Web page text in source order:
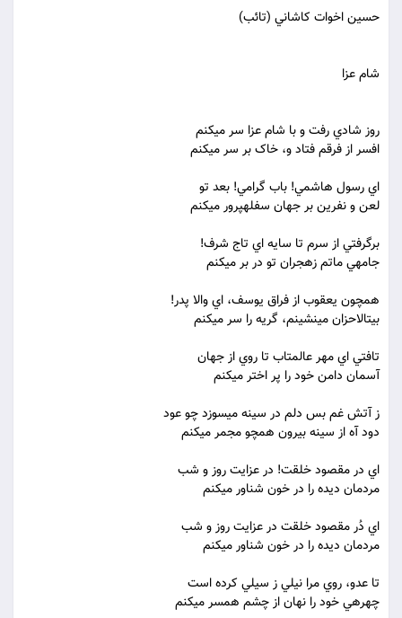
حسين اخوات کاشاني (تائب)
شام عزا
روز شادي رفت و با شام عزا سر مي‏کنم
افسر از فرقم فتاد و، خاک بر سر مي‏کنم
اي رسول هاشمي! باب گرامي! بعد تو
لعن و نفرين بر جهان سفله‏پرور مي‏کنم
برگرفتي از سرم تا سايه اي تاج شرف!
جامه‏ي ماتم زهجران تو در بر مي‏کنم
همچون يعقوب از فراق يوسف، اي والا پدر!
بيت‏الاحزان مي‏نشينم، گريه را سر مي‏کنم
تافتي اي مهر عالمتاب تا روي از جهان
آسمان دامن خود را پر اختر مي‏کنم
ز آتش غم بس دلم در سينه مي‏سوزد چو عود
دود آه از سينه بيرون همچو مجمر مي‏کنم
اي در مقصود خلقت! در عزايت روز و شب
مردمان ديده را در خون شناور مي‏کنم
اي دُر مقصود خلقت در عزايت روز و شب
مردمان ديده را در خون شناور مي‏کنم
تا عدو، روي مرا نيلي ز سيلي کرده است
چهره‏ي خود را نهان از چشم همسر مي‏کنم